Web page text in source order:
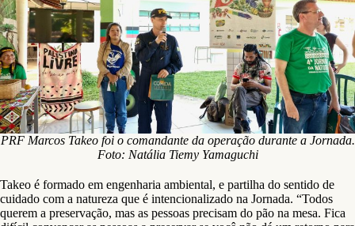
PRF Marcos Takeo foi o comandante da operação durante a Jornada.
Foto: Natália Tiemy Yamaguchi
Takeo é formado em engenharia ambiental, e partilha do sentido de
cuidado com a natureza que é intencionalizado na Jornada. “Todos
querem a preservação, mas as pessoas precisam do pão na mesa. Fica